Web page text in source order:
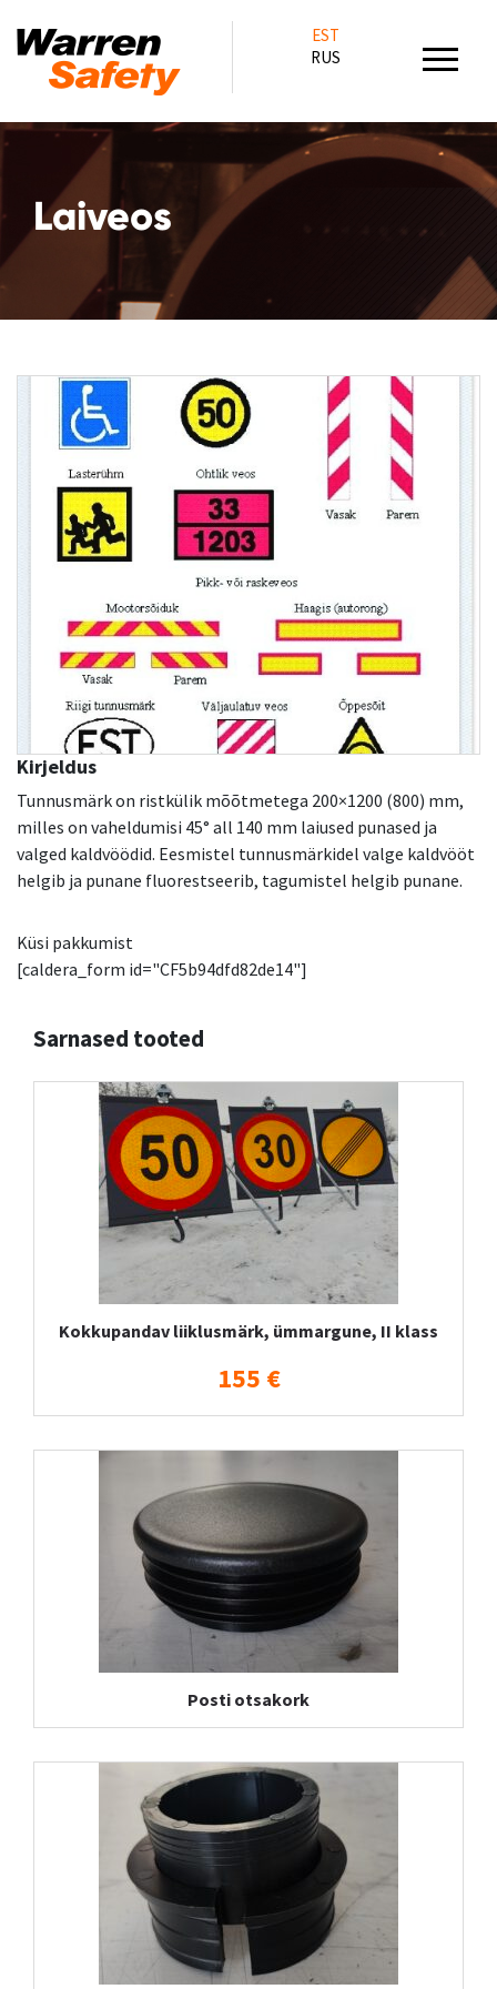
EST
RUS
Laiveos
Kirjeldus
Tunnusmärk on ristkülik mõõtmetega 200×1200 (800) mm,
milles on vaheldumisi 45° all 140 mm laiused punased ja
valged kaldvöödid. Eesmistel tunnusmärkidel valge kaldvööt
helgib ja punane fluorestseerib, tagumistel helgib punane.
Küsi pakkumist
[caldera_form id="CF5b94dfd82de14"]
Sarnased tooted
Kokkupandav liiklusmärk, ümmargune, II klass
155 €
Posti otsakork